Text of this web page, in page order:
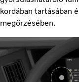
kordában tartásában
megőrzésében.